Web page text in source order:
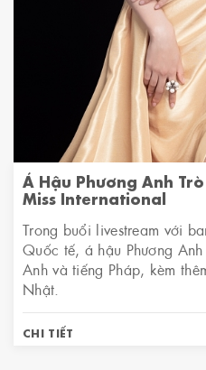
Á Hậu Phương Anh
Miss International
Trong buổi livestream với
Quốc tế, á hậu Phương
Anh và tiếng Pháp, kèm
Nhật.
CHI TIẾT